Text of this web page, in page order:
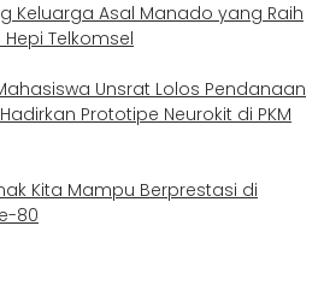
Keluarga Asal Manado yang Raih
Telkomsel
Unsrat Lolos Pendanaan
Prototipe Neurokit di PKM
Kita Mampu Berprestasi di
80